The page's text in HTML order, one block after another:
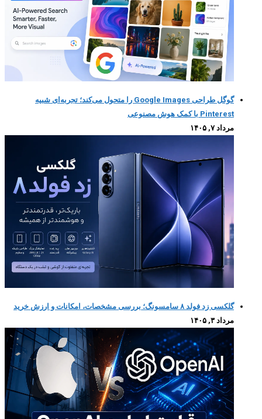
گوگل طراحی Google Images را متحول می‌کند؛ تجربه‌ای شبیه
Pinterest با کمک هوش مصنوعی
مرداد ۷, ۱۴۰۵
گلکسی زد فولد ۸ سامسونگ؛ بررسی مشخصات، امکانات و ارزش خرید
مرداد ۳, ۱۴۰۵